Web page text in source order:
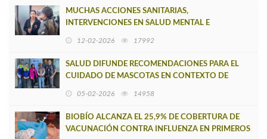
MUCHAS ACCIONES SANITARIAS,
INTERVENCIONES EN SALUD MENTAL E
12-02-2026 17992
SALUD DIFUNDE RECOMENDACIONES PARA EL
CUIDADO DE MASCOTAS EN CONTEXTO DE
05-02-2026 14958
BIOBÍO ALCANZA EL 25,9% DE COBERTURA DE
VACUNACIÓN CONTRA INFLUENZA EN PRIMEROS